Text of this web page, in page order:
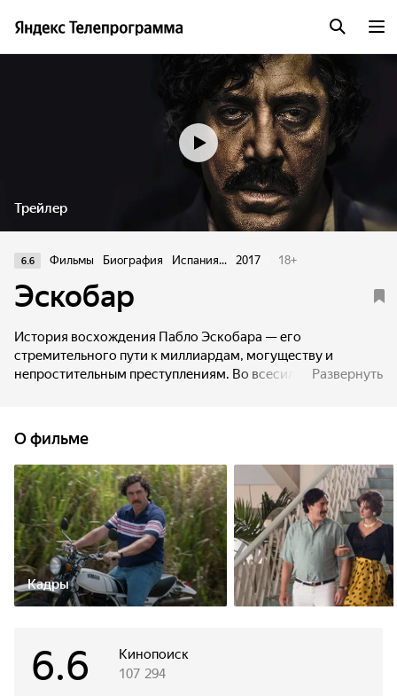
Трейлер
6.6 Фильмы Биография Испания... 2017 18+
Эскобар
История восхождения Пабло Эскобара — его
стремительного пути к миллиардам, могуществу и
непростительным преступлениям. Во всесильногоРазвернуть
О фильме
Кадры
Кинопоиск
6.6 107 294